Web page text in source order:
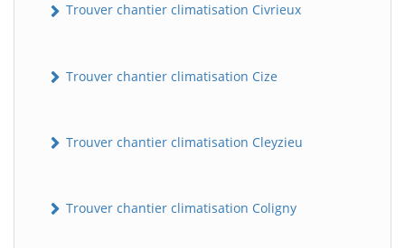
Trouver chantier climatisation Civrieux
Trouver chantier climatisation Cize
Trouver chantier climatisation Cleyzieu
Trouver chantier climatisation Coligny